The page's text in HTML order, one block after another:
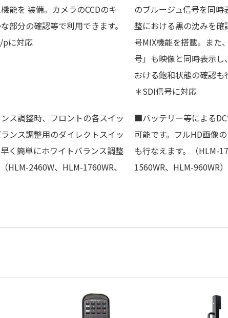
能を 装備。カメラのCCDのキ
部分の確認等で利用できます。
pに対応
のブルージュ信号を同
整における黒の沈みを
号MIX機能を搭載。また
号」も映像と同時表示
おける飽和状態の確認も
＊SDI信号に対応
ス調整時、フロントの各スイッ
ンス調整用のダイレクトスイッ
く簡単にホワイトバランス調整
HLM-2460W、HLM-1760WR、
■バッテリー等による
可能です。フルHD画像
も行なえます。（HLM-
1560WR、HLM-960WR）
でHDR表示を可能とするEOTFテーブルが有効になります
CSタイプをラインアップしています。＊DC電源、内蔵ス
）：370×245×78
体）
Full HD(16:9)
わたり“安定した品質“でお使い頂くために、便利で高精度
ばらつき
をダウンロードする場合、選択するボタンを押してください
ファイル名
外観図（pdf）391.8KB